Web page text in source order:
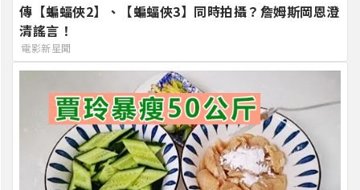
傳【蝙蝠俠2】、【蝙蝠俠3】同時拍攝？詹姆斯岡恩澄
清謠言！
電影新星聞